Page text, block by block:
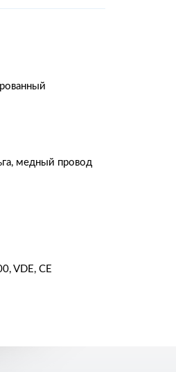
медный провод
VDE, CE